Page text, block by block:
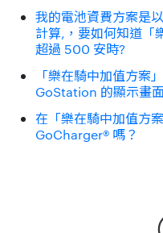
我的電池資費方案是
計算,，要如何知道「
超過 500 安時?
「樂在騎中加值方案
GoStation 的顯示畫
在「樂在騎中加值方
GoCharger® 嗎？